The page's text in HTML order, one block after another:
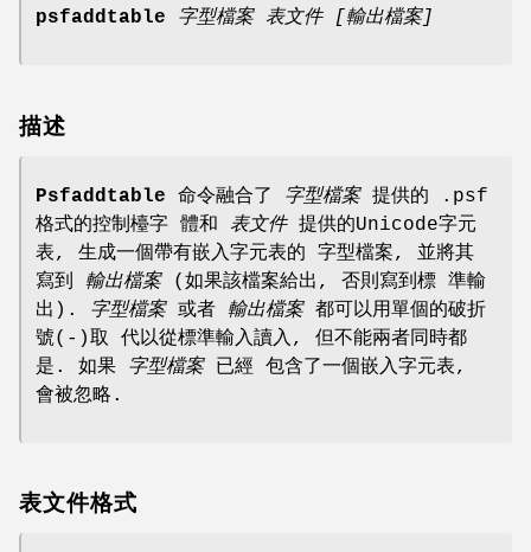
psfaddtable 字型檔案 表文件 [輸出檔案]
描述
Psfaddtable 命令融合了 字型檔案提供的 .psf
格式的控制檯字 體和 表文件提供的Unicode字元
表, 生成一個帶有嵌入字元表的 字型檔案, 並將其
寫到 輸出檔案(如果該檔案給出, 否則寫到標 準輸
出). 字型檔案或者 輸出檔案都可以用單個的破折
號(-)取 代以從標準輸入讀入, 但不能兩者同時都
是. 如果 字型檔案已經 包含了一個嵌入字元表,
會被忽略.
表文件格式